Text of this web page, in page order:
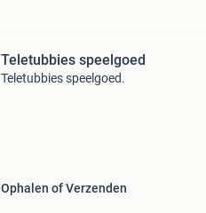
Teletubbies speelgoed
Teletubbies speelgoed.
Ophalen of Verzenden